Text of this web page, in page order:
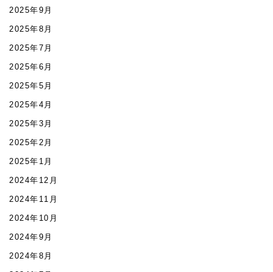
2025年9月
2025年8月
2025年7月
2025年6月
2025年5月
2025年4月
2025年3月
2025年2月
2025年1月
2024年12月
2024年11月
2024年10月
2024年9月
2024年8月